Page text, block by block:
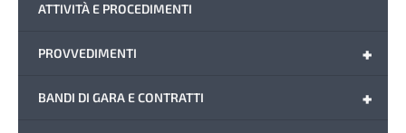
ATTIVITÀ E PROCEDIMENTI
+
PROVVEDIMENTI
+
BANDI DI GARA E CONTRATTI